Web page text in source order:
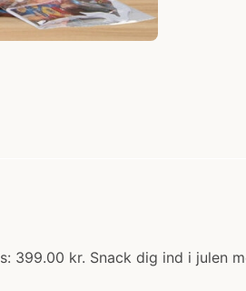
399.00 kr. Snack dig ind i